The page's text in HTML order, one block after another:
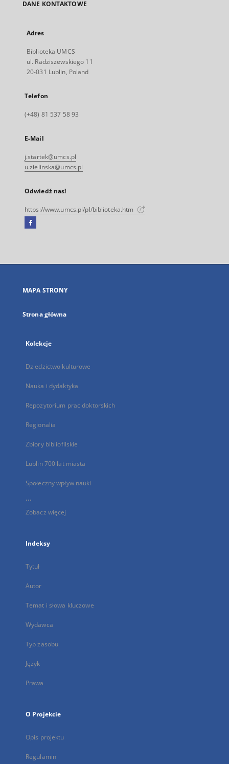
DANE KONTAKTOWE
Adres
Biblioteka UMCS
ul. Radziszewskiego 11
20-031 Lublin, Poland
Telefon
(+48) 81 537 58 93
E-Mail
j.startek@umcs.pl
u.zielinska@umcs.pl
Odwiedź nas!
https://www.umcs.pl/pl/biblioteka.htm
Facebook
się
karcie
MAPA STRONY
Strona główna
Kolekcje
Dziedzictwo kulturowe
Nauka i dydaktyka
Repozytorium prac doktorskich
Regionalia
Zbiory bibliofilskie
Lublin 700 lat miasta
Społeczny wpływ nauki
...
Zobacz więcej
Indeksy
Tytuł
Autor
Temat i słowa kluczowe
Wydawca
Typ zasobu
Język
Prawa
O Projekcie
Opis projektu
Regulamin